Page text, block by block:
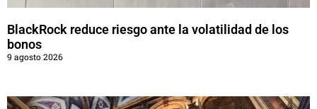
BlackRock reduce riesgo ante la volatilidad de los
bonos
9 agosto 2026